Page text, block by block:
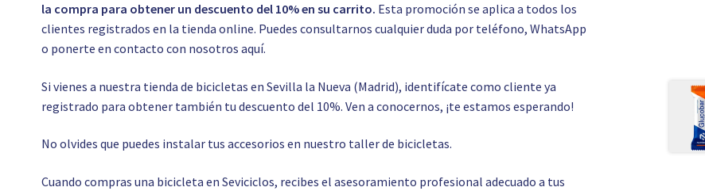
la compra para obtener un descuento del 10% en su carrito. Esta promoción se aplica a todos los
clientes registrados en la tienda online. Puedes consultarnos cualquier duda por teléfono, WhatsApp
o ponerte en contacto con nosotrosaquí.
Si vienes a nuestra tienda de bicicletas en Sevilla la Nueva (Madrid), identifícate como cliente ya
registrado para obtener también tu descuento del 10%. Ven a conocernos, ¡te estamos esperando!
No olvides que puedes instalar tus accesorios en nuestro taller de bicicletas.
Cuando compras una bicicleta en Seviciclos, recibes el asesoramiento profesional adecuado a tus